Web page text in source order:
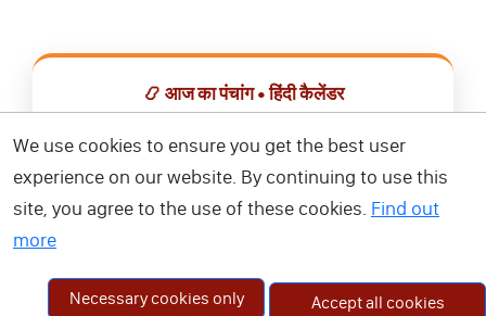
📿 आज का पंचांग • हिंदी कैलेंडर
📅 हिंदी कैलेंडर ऐप डाउनलोड करें
We use cookies to ensure you get the best user
experience on our website. By continuing to use this
site, you agree to the use of these cookies. Find out
more
Necessary cookies only Accept all cookies